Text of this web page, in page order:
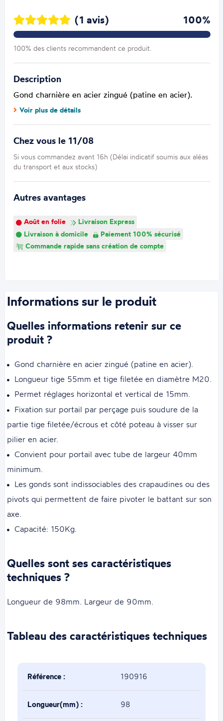
(1 avis) 100%
100% des clients recommandent ce produit.
Description
Gond charnière en acier zingué (patine en acier).
Voir plus de détails
Chez vous le 11/08
Si vous commandez avant 16h (Délai indicatif soumis aux aléas
du transport et aux stocks)
Autres avantages
Août en folie
Livraison Express
Livraison à domicile
Paiement 100% sécurisé
Commande rapide sans création de compte
Informations sur le produit
Quelles informations retenir sur ce
produit ?
Gond charnière en acier zingué (patine en acier).
Longueur tige 55mm et tige filetée en diamètre M20.
Permet réglages horizontal et vertical de 15mm.
Fixation sur portail par perçage puis soudure de la
partie tige filetée/écrous et côté poteau à visser sur
pilier en acier.
Convient pour portail avec tube de largeur 40mm
minimum.
Les gonds sont indissociables des crapaudines ou des
pivots qui permettent de faire pivoter le battant sur son
axe.
Capacité: 150Kg.
Quelles sont ses caractéristiques
techniques ?
Longueur de 98mm. Largeur de 90mm.
Tableau des caractéristiques techniques
Référence : 190916
Longueur(mm) : 98